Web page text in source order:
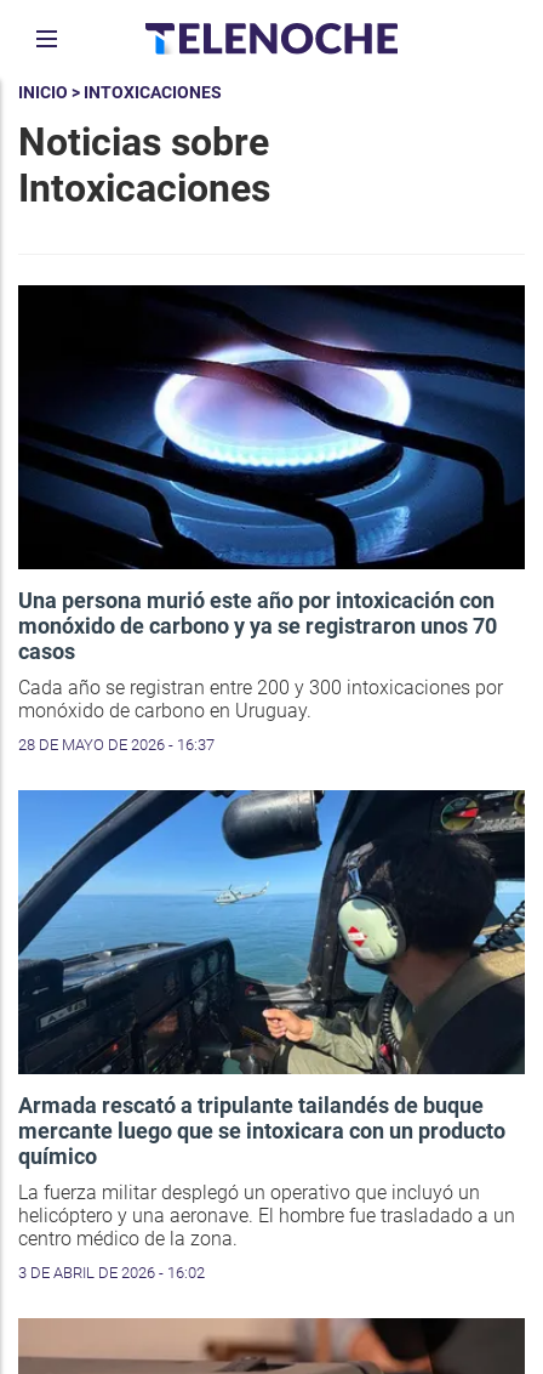
INICIO > INTOXICACIONES
Noticias sobre
Intoxicaciones
Una persona murió este año por intoxicación con
monóxido de carbono y ya se registraron unos 70
casos
Cada año se registran entre 200 y 300 intoxicaciones por
monóxido de carbono en Uruguay.
28 DE MAYO DE 2026 - 16:37
Armada rescató a tripulante tailandés de buque
mercante luego que se intoxicara con un producto
químico
La fuerza militar desplegó un operativo que incluyó un
helicóptero y una aeronave. El hombre fue trasladado a un
centro médico de la zona.
3 DE ABRIL DE 2026 - 16:02